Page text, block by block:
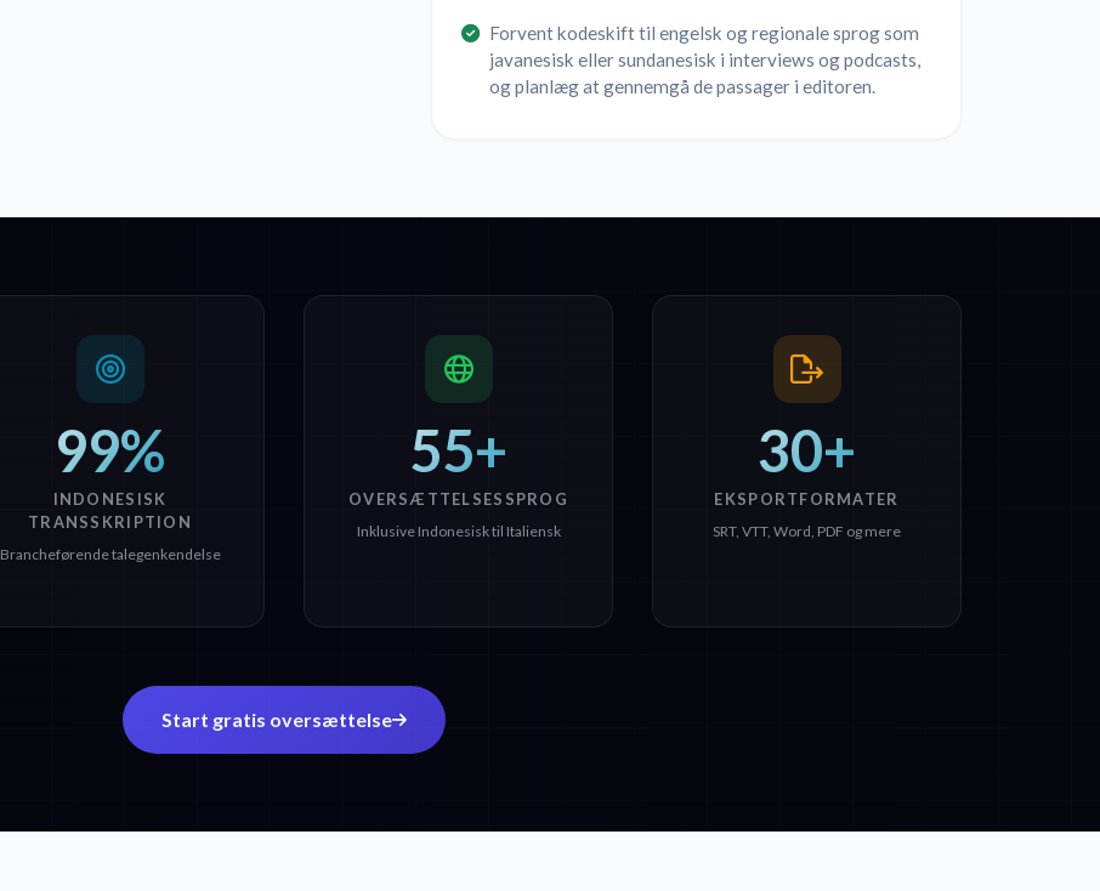
Forvent kodeskift til engelsk og regionale sprog som
javanesisk eller sundanesisk i interviews og podcasts,
og planlæg at gennemgå de passager i editoren.
99%
INDONESISK
TRANSSKRIPTION
Brancheførende talegenkendelse
55+
OVERSÆTTELSESSPROG
Inklusive Indonesisk til Italiensk
30+
EKSPORTFORMATER
SRT, VTT, Word, PDF og mere
Start gratis oversættelse